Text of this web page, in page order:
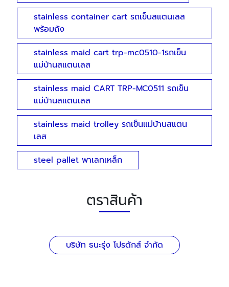
stainless container cart รถเข็นสแตนเลส
พร้อมถัง
stainless maid cart trp-mc0510-1รถเข็น
แม่บ้านสแตนเลส
stainless maid CART TRP-MC0511 รถเข็น
แม่บ้านสแตนเลส
stainless maid trolley รถเข็นแม่บ้านสแตน
เลส
steel pallet พาเลทเหล็ก
ตราสินค้า
บริษัท ธนะรุ่ง โปรดักส์ จำกัด